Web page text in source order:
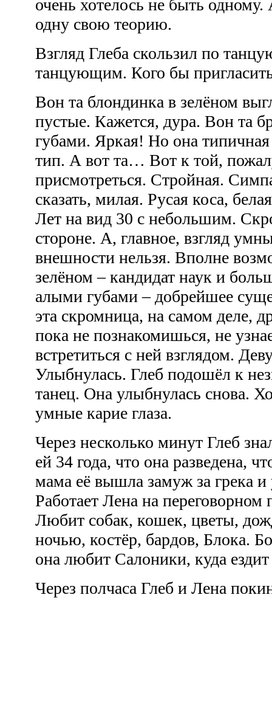
очень хотелось не быть
одну свою теорию.
Взгляд Глеба скользил по
танцующим. Кого бы
Вон та блондинка в зелёном
пустые. Кажется, дура. Вон та
губами. Яркая! Но она
тип. А вот та… Вот к той,
присмотреться. Стройная.
сказать, милая. Русая коса,
Лет на вид 30 с небольшим.
стороне. А, главное, взгляд
внешности нельзя. Вполне
зелёном – кандидат наук и
алыми губами – добрейшее
эта скромница, на самом деле,
пока не познакомишься, не
встретиться с ней взглядом.
Улыбнулась. Глеб подошёл к
танец. Она улыбнулась снова.
умные карие глаза.
Через несколько минут Глеб
ей 34 года, что она разведена,
мама её вышла замуж за грека
Работает Лена на
Любит собак, кошек, цветы,
ночью, костёр, бардов, Блока.
она любит Салоники, куда
Через полчаса Глеб и Лена